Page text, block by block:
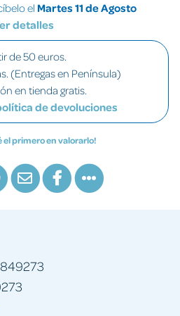
el Martes 11 de Agosto
detalles
de 50 euros.
(Entregas en Península)
en tienda gratis.
de devoluciones
el primero en valorarlo!